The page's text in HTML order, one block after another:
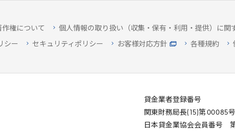
作権について 個人情報の取り扱い（収集・保有・利用・提供）に関
シー セキュリティポリシー お客様対応方針 各種規約
貸金業者登録番号
関東財務局長(
15)第 00085号
日本貸金業協会会員番号